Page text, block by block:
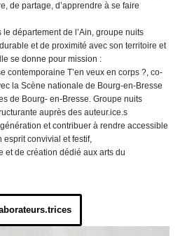
de partage, d’apprendre à se faire
département de l’Ain, groupe nuits
et de proximité avec son territoire et
se donne pour mission :
contemporaine T’en veux en corps ?, co-
la Scène nationale de Bourg-en-Bresse
de Bourg- en-Bresse. Groupe nuits
auprès des auteur.ice.s
et contribuer à rendre accessible
esprit convivial et festif,
et de création dédié aux arts du